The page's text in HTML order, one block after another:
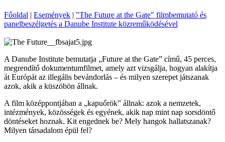
Főoldal | Események | "The Future at the Gate" filmbemutató és
panelbeszélgetés a Danube Institute közreműködésével
A Danube Institute bemutatja „Future at the Gate” című, 45 perces,
megrendítő dokumentumfilmet, amely azt vizsgálja, hogyan alakítja
át Európát az illegális bevándorlás – és milyen szerepet játszanak
azok, akik a küszöbön állnak.
A film középpontjában a „kapuőrök” állnak: azok a nemzetek,
intézmények, közösségek és egyének, akik nap mint nap sorsdöntő
döntéseket hoznak. Kit engednek be? Mely hangok hallatszanak?
Milyen társadalom épül fel?